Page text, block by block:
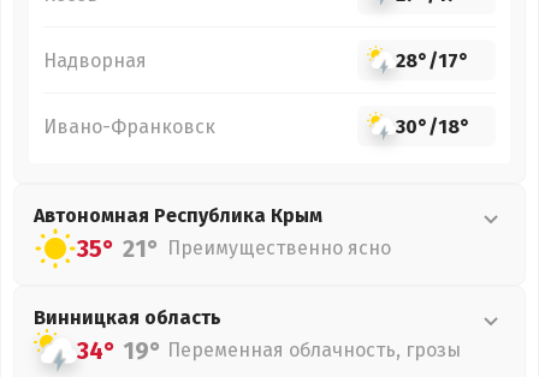
Надворная 28°/17°
Ивано-Франковск 30°/18°
Автономная Республика Крым
35° 21° Преимущественно ясно
Винницкая область
34° 19° Переменная облачность, грозы